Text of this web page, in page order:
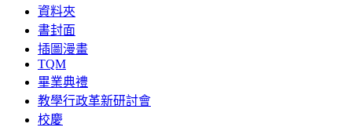
資料夾
書封面
插圖漫畫
TQM
畢業典禮
教學行政革新研討會
校慶